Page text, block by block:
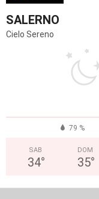
SALERNO
Cielo Sereno
79 %
SAB
34°
DOM
35°